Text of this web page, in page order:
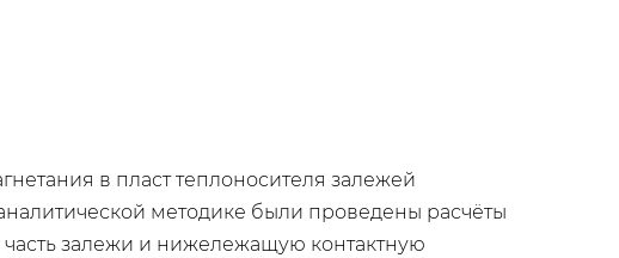
в пласт теплоносителя залежей
методике были проведены расчёты
залежи и нижележащую контактную